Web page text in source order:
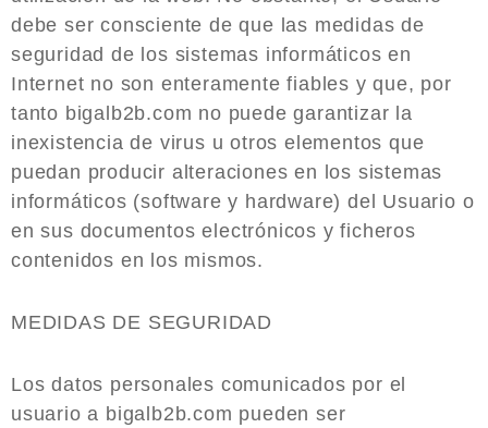
debe ser consciente de que las medidas de
seguridad de los sistemas informáticos en
Internet no son enteramente fiables y que, por
tanto bigalb2b.com no puede garantizar la
inexistencia de virus u otros elementos que
puedan producir alteraciones en los sistemas
informáticos (software y hardware) del Usuario o
en sus documentos electrónicos y ficheros
contenidos en los mismos.
MEDIDAS DE SEGURIDAD
Los datos personales comunicados por el
usuario a bigalb2b.com pueden ser